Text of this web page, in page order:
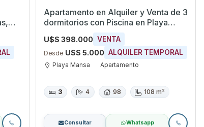
Apartamento en Alquiler y Venta de 3
dormitorios con Piscina en Playa
Mansa, Maldonado
U$S 398.000 VENTA
Desde U$S 5.000 ALQUILER TEMPORAL
Playa Mansa Apartamento
3 4 98 108 m²
Consultar Whatsapp